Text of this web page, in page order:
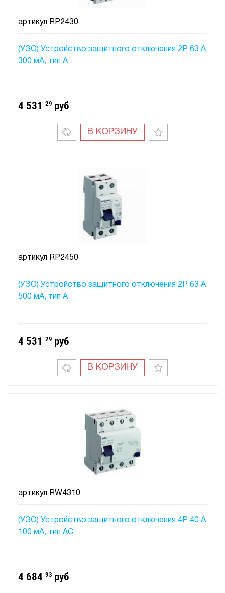
(УЗО) Устройство защитного отключения 2P 63 A
300 мA, тип А
артикул RP2430
4 531 29 руб
В КОРЗИНУ
(УЗО) Устройство защитного отключения 2P 63 A
500 мA, тип А
артикул RP2450
4 531 29 руб
В КОРЗИНУ
(УЗО) Устройство защитного отключения 4P 40 A
100 мA, тип АC
артикул RW4310
4 684 93 руб